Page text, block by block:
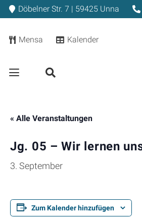
Döbelner Str. 7 | 59425 Unna
Mensa Kalender
« Alle Veranstaltungen
Jg. 05 – Wir lernen
3. September
Zum Kalender hinzufügen